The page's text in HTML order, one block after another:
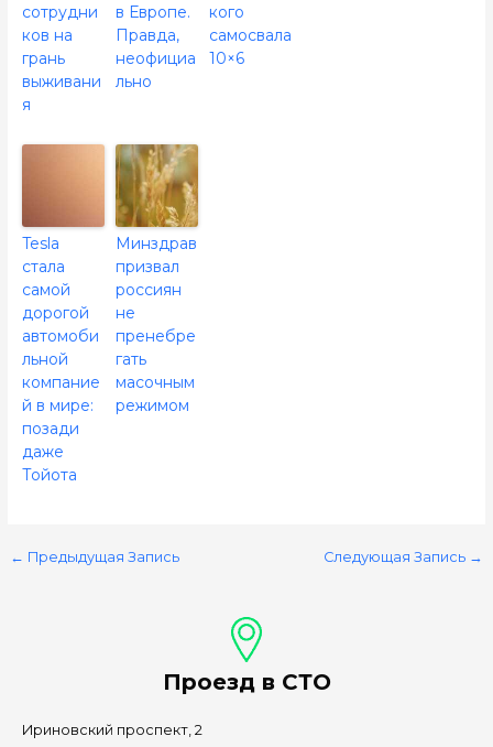
сотрудни
ков на
грань
выживани
я
в Европе.
Правда,
неофициа
льно
кого
самосвала
10×6
Tesla
стала
самой
дорогой
автомоби
льной
компание
й в мире:
позади
даже
Тойота
Минздрав
призвал
россиян
не
пренебре
гать
масочным
режимом
← Предыдущая Запись Следующая Запись →
Проезд в СТО
Ириновский проспект, 2